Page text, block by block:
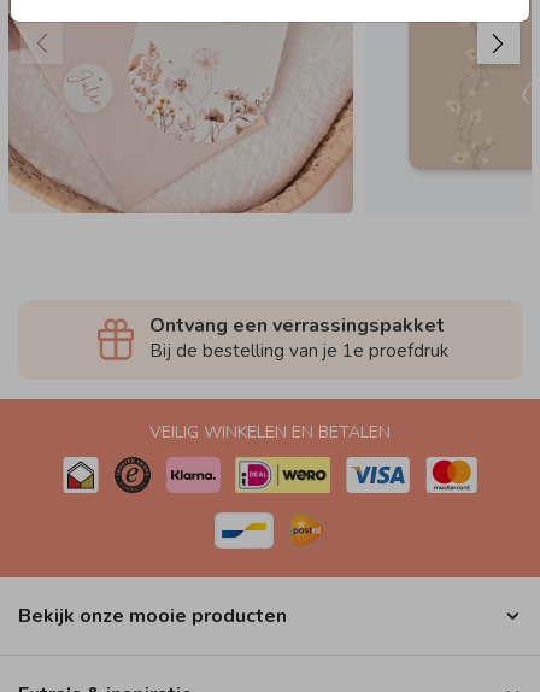
Ontvang een verrassingspakket
Bij de bestelling van je 1e proefdruk
VEILIG WINKELEN EN BETALEN
Bekijk onze mooie producten